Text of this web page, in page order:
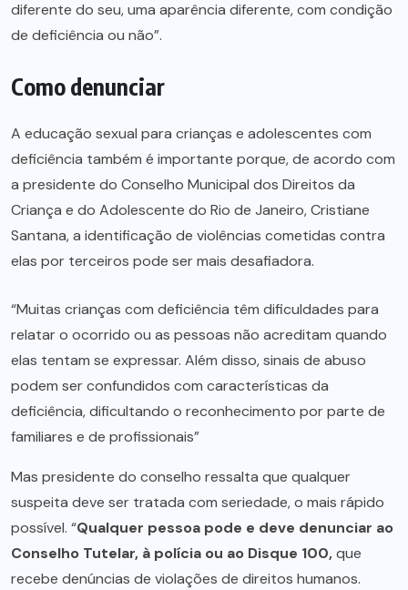
diferente do seu, uma aparência diferente, com condição
de deficiência ou não”.
Como denunciar
A educação sexual para crianças e adolescentes com
deficiência também é importante porque, de acordo com
a presidente do Conselho Municipal dos Direitos da
Criança e do Adolescente do Rio de Janeiro, Cristiane
Santana, a identificação de violências cometidas contra
elas por terceiros pode ser mais desafiadora.
“Muitas crianças com deficiência têm dificuldades para
relatar o ocorrido ou as pessoas não acreditam quando
elas tentam se expressar. Além disso, sinais de abuso
podem ser confundidos com características da
deficiência, dificultando o reconhecimento por parte de
familiares e de profissionais”
Mas presidente do conselho ressalta que qualquer
suspeita deve ser tratada com seriedade, o mais rápido
possível. “Qualquer pessoa pode e deve denunciar ao
Conselho Tutelar, à polícia ou ao Disque 100,que
recebe denúncias de violações de direitos humanos.